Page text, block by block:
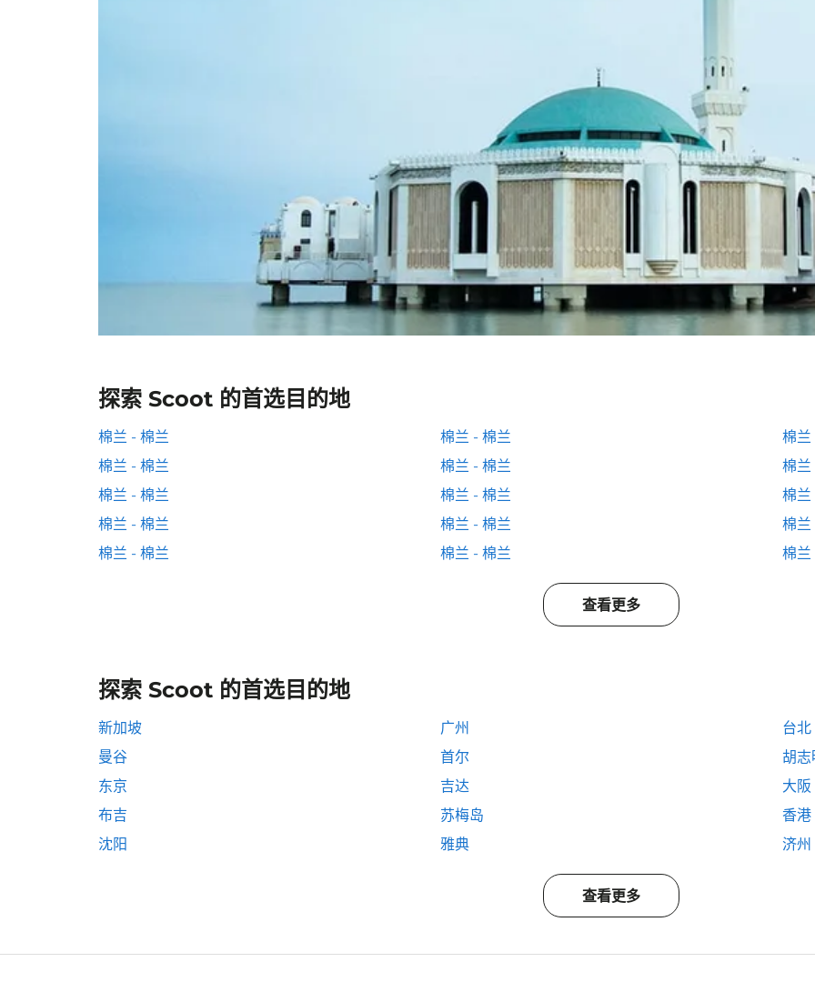
探索 Scoot 的首选目的地
棉兰 - 棉兰 棉兰 - 棉兰
棉兰
棉兰 - 棉兰
棉兰 - 棉兰
棉兰
棉兰 - 棉兰
棉兰 - 棉兰
棉兰
棉兰 - 棉兰
棉兰 - 棉兰
棉兰
棉兰 - 棉兰
棉兰 - 棉兰 棉兰
查看更多
探索 Scoot 的首选目的地
新加坡 广州
台北
曼谷
首尔
胡志
东京
吉达
大阪
布吉
苏梅岛
香港
沈阳
雅典 济州
查看更多